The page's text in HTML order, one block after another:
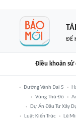
ĐỂ
Điều khoản sử
Đường Vành Đai 5
Vùng Thủ Đô
Dự Án Đầu Tư Xây
Luật Kiến Trúc
Lê